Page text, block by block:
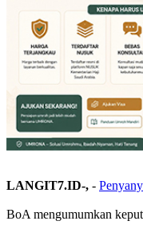
LANGIT7.ID-, -
BoA mengumumkan